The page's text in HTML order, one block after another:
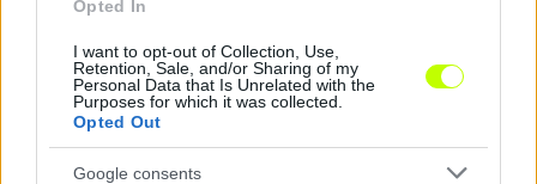
Opted In
I want to opt-out of Collection, Use,
Retention, Sale, and/or Sharing of my
Personal Data that Is Unrelated with the
Purposes for which it was collected.
Opted Out
Google consents
Hét év után visszatért a Videotonhoz a bajnokcsapat
korábbi kapusa
Hársfalvi András Budafokról érkezett vissza korábbi klubjához.
2026.08.04. |